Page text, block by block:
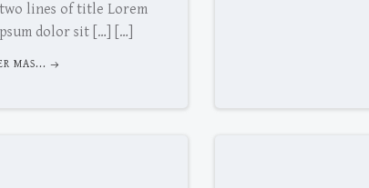
lines of title Lorem
dolor sit […] […]
MAS...